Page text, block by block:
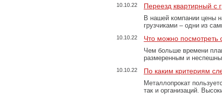
10.10.22 Переезд квартирный с
В нашей компании цены
грузчиками – одни из
10.10.22 Что можно посмотреть
Чем больше времени
размеренным и
10.10.22 По каким критериям
Металлопрокат
так и организаций.